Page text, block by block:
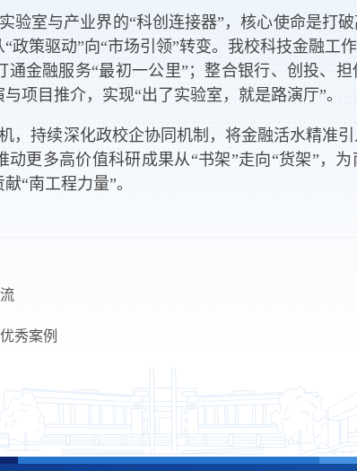
验室与产业界的“科创连接器”，核心使命是打
政策驱动”向“市场引领”转变。我校科技金融工
金融服务“最初一公里”；整合银行、创投、
项目推介，实现“出了实验室，就是路演厅”。
，持续深化政校企协同机制，将金融活水精准
更多高价值科研成果从“书架”走向“货架”，
“南工程力量”。
秀案例